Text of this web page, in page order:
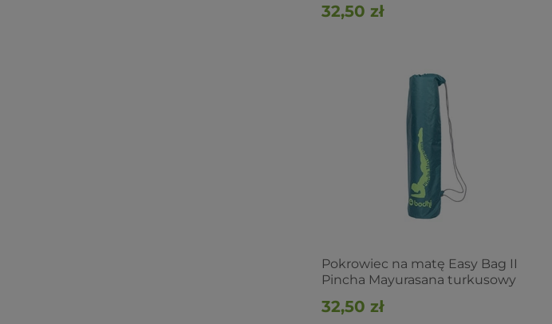
32,50 zł
Pokrowiec na matę Easy Bag II
Pincha Mayurasana turkusowy
32,50 zł